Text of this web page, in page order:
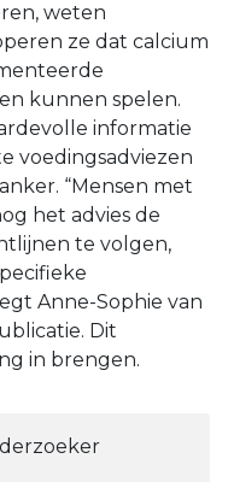
weten
ze dat calcium
kunnen spelen.
informatie
voedingsadviezen
“Mensen met
het advies de
te volgen,
Anne-Sophie van
Dit
in brengen.